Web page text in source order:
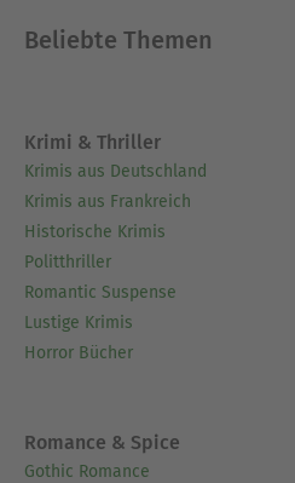
Beliebte Themen
Krimi & Thriller
Krimis aus Deutschland
Krimis aus Frankreich
Historische Krimis
Politthriller
Romantic Suspense
Lustige Krimis
Horror Bücher
Romance & Spice
Gothic Romance